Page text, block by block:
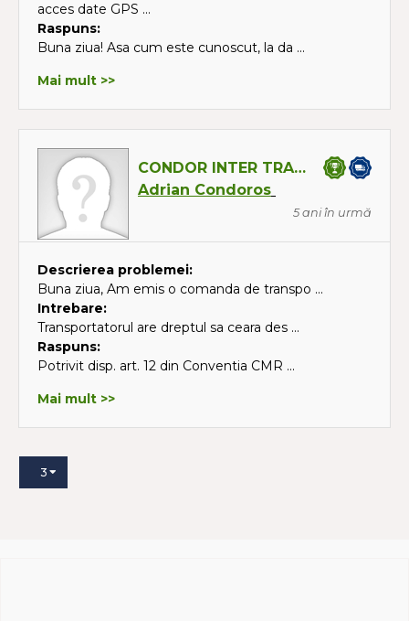
acces date GPS ...
Raspuns:
Buna ziua! Asa cum este cunoscut, la da ...
Mai mult >>
CONDOR INTER TRANS SRL
Adrian Condoros
5 ani în urmă
Descrierea problemei:
Buna ziua, Am emis o comanda de transpo ...
Intrebare:
Transportatorul are dreptul sa ceara des ...
Raspuns:
Potrivit disp. art. 12 din Conventia CMR ...
Mai mult >>
3